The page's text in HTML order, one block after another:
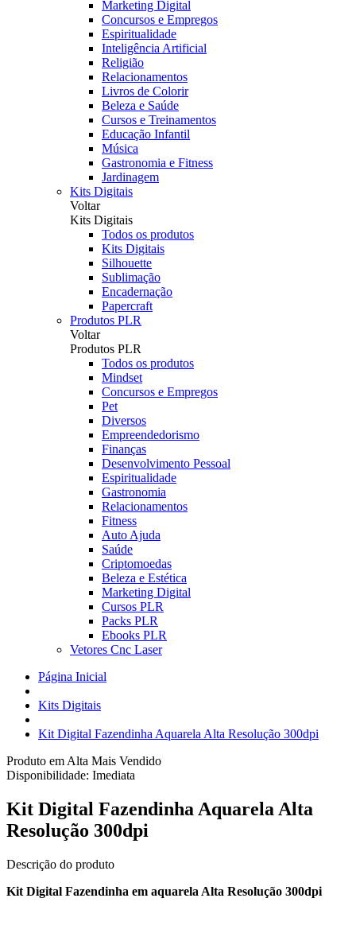
Marketing Digital
Concursos e Empregos
Espiritualidade
Inteligência Artificial
Religião
Relacionamentos
Livros de Colorir
Beleza e Saúde
Cursos e Treinamentos
Educação Infantil
Música
Gastronomia e Fitness
Jardinagem
Kits Digitais
Voltar
Kits Digitais
Todos os produtos
Kits Digitais
Silhouette
Sublimação
Encadernação
Papercraft
Produtos PLR
Voltar
Produtos PLR
Todos os produtos
Mindset
Concursos e Empregos
Pet
Diversos
Empreendedorismo
Finanças
Desenvolvimento Pessoal
Espiritualidade
Gastronomia
Relacionamentos
Fitness
Auto Ajuda
Saúde
Criptomoedas
Beleza e Estética
Marketing Digital
Cursos PLR
Packs PLR
Ebooks PLR
Vetores Cnc Laser
Página Inicial
Kits Digitais
Kit Digital Fazendinha Aquarela Alta Resolução 300dpi
Produto em Alta Mais Vendido
Disponibilidade: Imediata
Kit Digital Fazendinha Aquarela Alta
Resolução 300dpi
Descrição do produto
Kit Digital Fazendinha em aquarela Alta Resolução 300dpi